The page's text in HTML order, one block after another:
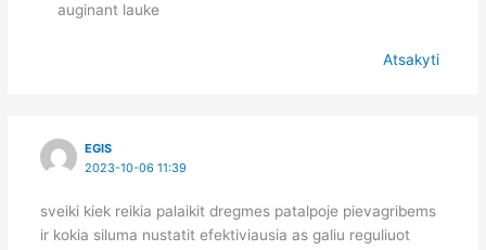
auginant lauke
Atsakyti
EGIS
2023-10-06 11:39
sveiki kiek reikia palaikit dregmes patalpoje pievagribems
ir kokia siluma nustatit efektiviausia as galiu reguliuot